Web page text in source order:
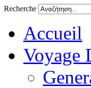
Recherche
Accueil
Voyage